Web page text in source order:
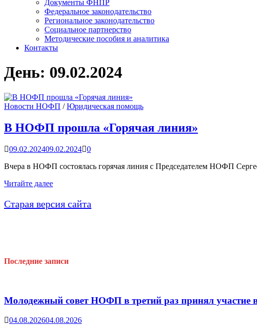
Документы ФНПР
Федеральное законодательство
Региональное законодательство
Социальное партнерство
Методические пособия и аналитика
Контакты
День: 09.02.2024
Новости НОФП /Юридическая помощь
В НОФП прошла «Горячая линия»
09.02.202409.02.2024 0
Вчера в НОФП состоялась горячая линия с Председателем НОФП
В
прошла
«Горячая
Читайте далее
Старая версия сайта
Последние записи
Молодежный совет НОФП в третий раз принял участие
04.08.202604.08.2026